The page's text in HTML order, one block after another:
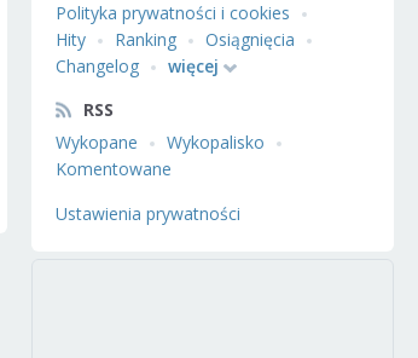
Polityka prywatności i cookies
Hity
Ranking
Osiągnięcia
Changelog
więcej
RSS
Wykopane
Wykopalisko
Komentowane
Ustawienia prywatności